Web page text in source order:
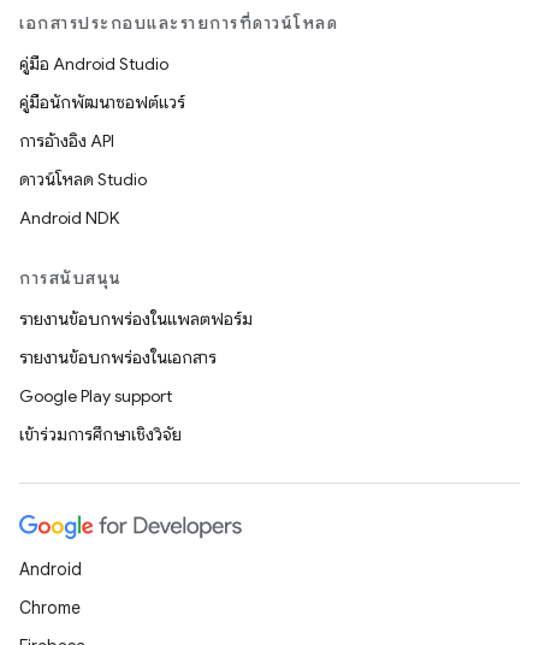
เอกสารประกอบและรายการที่ดาวน์โหลด
คู่มือ Android Studio
คู่มือนักพัฒนาซอฟต์แวร์
การอ้างอิง API
ดาวน์โหลด Studio
Android NDK
การสนับสนุน
รายงานข้อบกพร่องในแพลตฟอร์ม
รายงานข้อบกพร่องในเอกสาร
Google Play support
เข้าร่วมการศึกษาเชิงวิจัย
Android
Chrome